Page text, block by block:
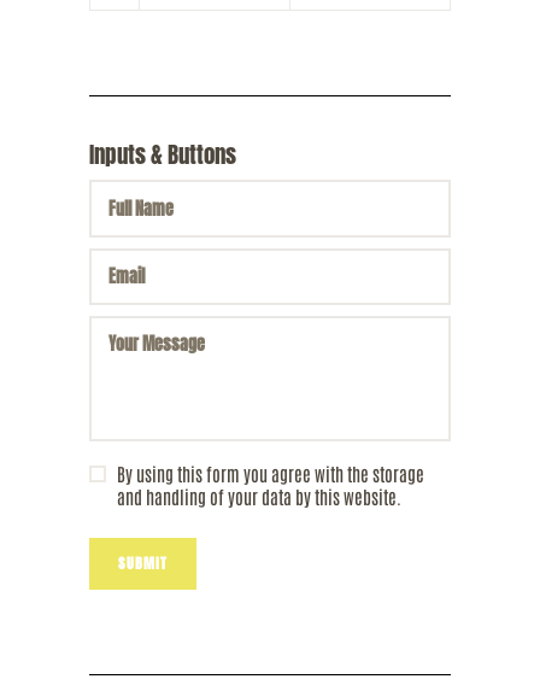
Inputs & Buttons
By using this form you agree with the storage
and handling of your data by this website.